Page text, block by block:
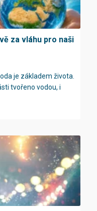
za vláhu pro naši
je základem života.
tvořeno vodou, i